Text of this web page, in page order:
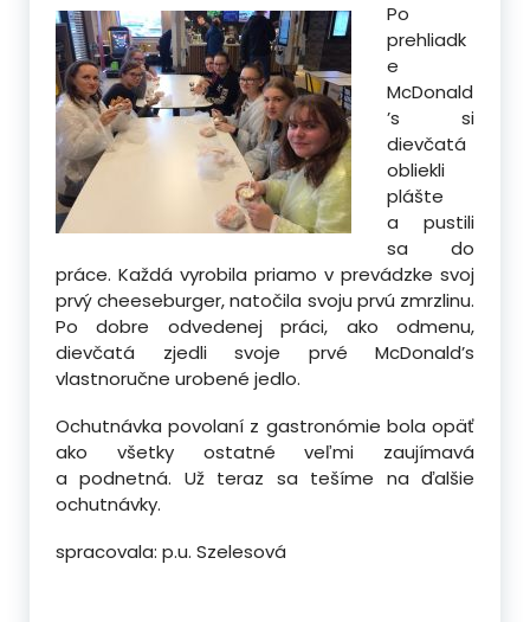
Po
prehliadk
e
McDonald
’s si
dievčatá
obliekli
plášte
a pustili
sa do
práce. Každá vyrobila priamo v prevádzke svoj
prvý cheeseburger, natočila svoju prvú zmrzlinu.
Po dobre odvedenej práci, ako odmenu,
dievčatá zjedli svoje prvé McDonald’s
vlastnoručne urobené jedlo.
Ochutnávka povolaní z gastronómie bola opäť
ako všetky ostatné veľmi zaujímavá
a podnetná. Už teraz sa tešíme na ďalšie
ochutnávky.
spracovala: p.u. Szelesová